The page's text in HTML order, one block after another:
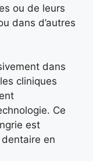
ou de leurs
dans d’autres
dans
cliniques
Ce
est
en